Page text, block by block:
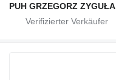
PUH GRZEGORZ ZYGUŁA